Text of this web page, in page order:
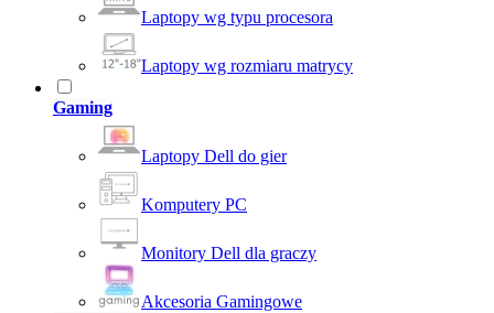
Laptopy wg typu procesora
Laptopy wg rozmiaru matrycy
Gaming
Laptopy Dell do gier
Komputery PC
Monitory Dell dla graczy
Akcesoria Gamingowe